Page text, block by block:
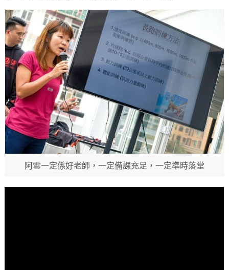
阿雪一定係好老師，一定備課充足，一定準時落堂